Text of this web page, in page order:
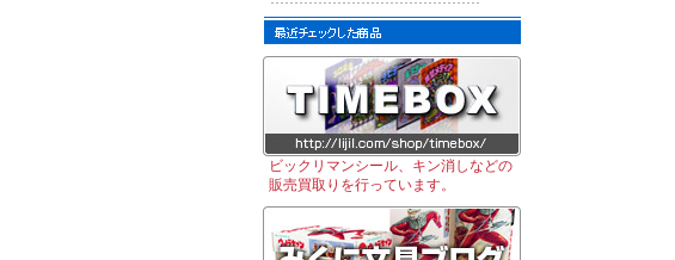
ビックリマンシール、キン消しなどの
販売買取りを行っています。